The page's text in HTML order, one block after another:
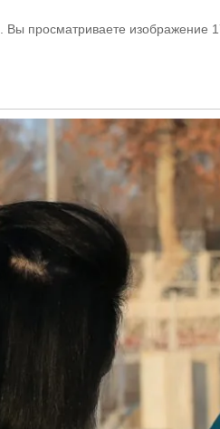
. Вы просматриваете изображение